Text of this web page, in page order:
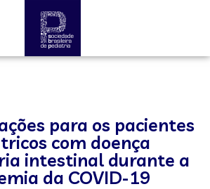
para os pacientes
com doença
intestinal durante a
da COVID-19